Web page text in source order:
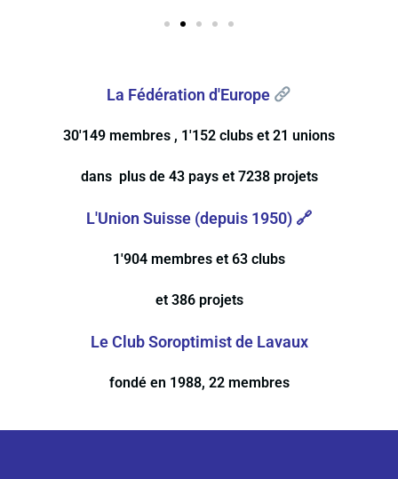
La Fédération d'Europe
30'149 membres , 1'152 clubs et 21 unions
dans plus de 43 pays et 7238 projets
L'Union Suisse (depuis 1950) 🔗
1'904 membres et 63 clubs
et 386 projets
Le Club Soroptimist de Lavaux
fondé en 1988, 22 membres